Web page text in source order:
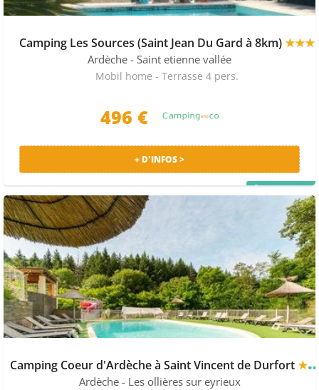
Camping Les Sources (Saint Jean Du Gard à 8km)★★★
Ardèche - Saint etienne vallée
Mobil home - Terrasse 4 pers.
496 €
+ D'INFOS >
Camping Coeur d'Ardèche à Saint Vincent de Durfort★★★★
Ardèche - Les ollières sur eyrieux